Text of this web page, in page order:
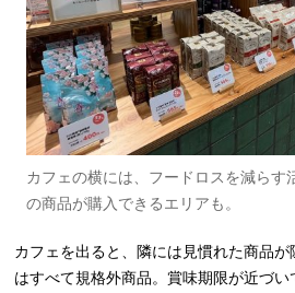
カフェの横には、フードロスを減らす
の商品が購入できるエリアも。
カフェを出ると、隣には見慣れた商品
はすべて規格外商品。賞味期限が近づ